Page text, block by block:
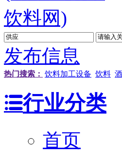
发布信息
热门搜索： 饮料加工设备 饮料
行业分类
首页